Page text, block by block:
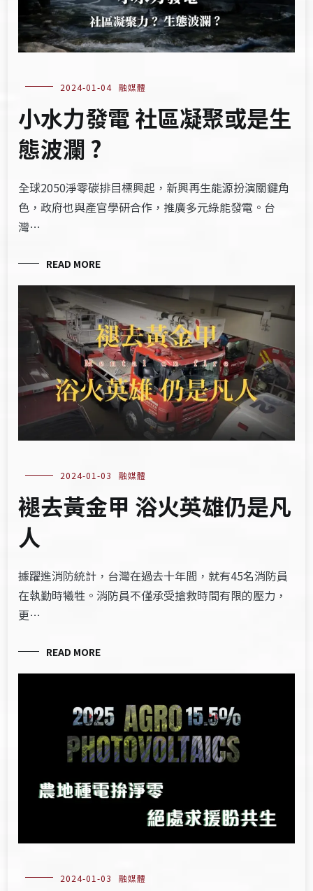
2024-01-04 融媒體
小水力發電 社區凝聚或是生
態波瀾 ?
全球2050淨零碳排目標興起，新興再生能源扮演關鍵角
色，政府也與產官學研合作，推廣多元綠能發電。台
灣…
READ MORE
2024-01-03 融媒體
褪去黃金甲 浴火英雄仍是凡
人
據躍進消防統計，台灣在過去十年間，就有45名消防員
在執勤時犧牲。消防員不僅承受搶救時間有限的壓力，
更…
READ MORE
2024-01-03 融媒體